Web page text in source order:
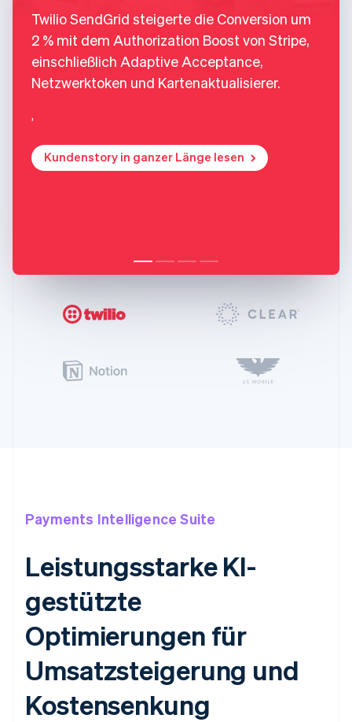
Twilio SendGrid steigerte die Conversion um
2 % mit dem Authorization Boost von Stripe,
einschließlich Adaptive Acceptance,
Netzwerktoken und Kartenaktualisierer.
,
Kundenstory in ganzer Länge lesen
Payments Intelligence Suite
Leistungsstarke KI-
gestützte
Optimierungen für
Umsatzsteigerung und
Kostensenkung